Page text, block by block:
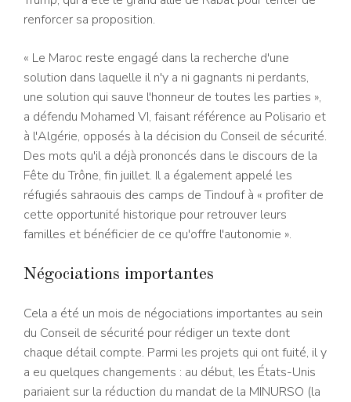
renforcer sa proposition.
« Le Maroc reste engagé dans la recherche d'une
solution dans laquelle il n'y a ni gagnants ni perdants,
une solution qui sauve l'honneur de toutes les parties »,
a défendu Mohamed VI, faisant référence au Polisario et
à l'Algérie, opposés à la décision du Conseil de sécurité.
Des mots qu'il a déjà prononcés dans le discours de la
Fête du Trône, fin juillet. Il a également appelé les
réfugiés sahraouis des camps de Tindouf à « profiter de
cette opportunité historique pour retrouver leurs
familles et bénéficier de ce qu'offre l'autonomie ».
Négociations importantes
Cela a été un mois de négociations importantes au sein
du Conseil de sécurité pour rédiger un texte dont
chaque détail compte. Parmi les projets qui ont fuité, il y
a eu quelques changements : au début, les États-Unis
pariaient sur la réduction du mandat de la MINURSO (la